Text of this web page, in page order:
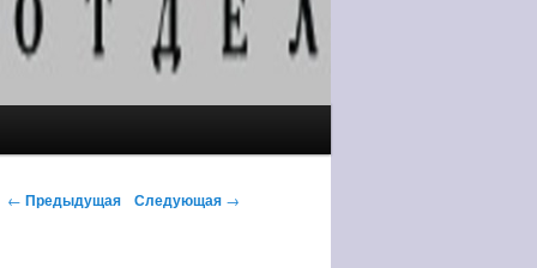
← Предыдущая Следующая →